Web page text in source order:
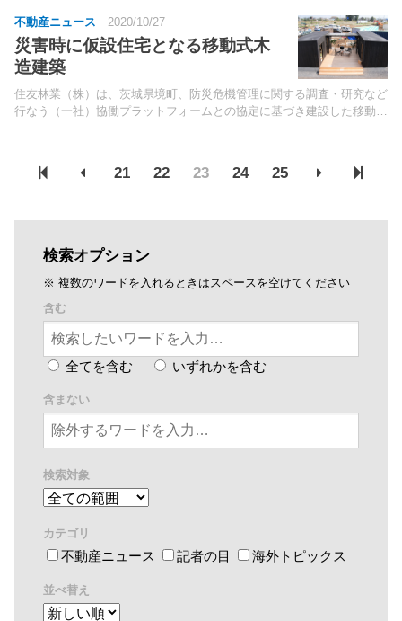
不動産ニュース 2020/10/27
災害時に仮設住宅となる移動式木
造建築
住友林業（株）は、茨城県境町、防災危機管理に関する調査・研究など
行なう（一社）協働プラットフォームとの協定に基づき建設した移動式
21 22 23 24 25
検索オプション
※ 複数のワードを入れるときはスペースを空けてください
含む
全てを含む いずれかを含む
含まない
検索対象
カテゴリ
不動産ニュース 記者の目 海外トピックス
並べ替え